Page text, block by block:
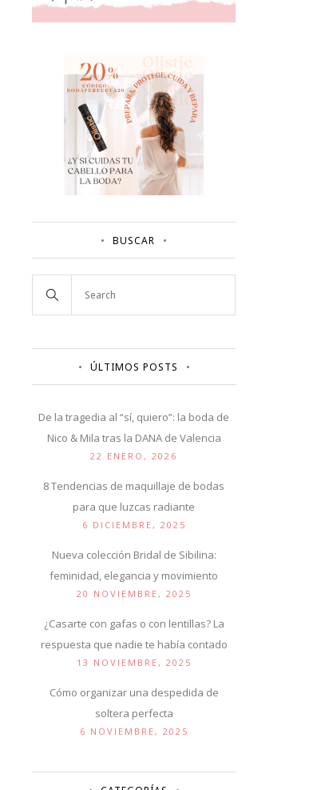
BUSCAR
ÚLTIMOS POSTS
De la tragedia al “sí, quiero”: la boda de
Nico & Mila tras la DANA de Valencia
22 ENERO, 2026
8 Tendencias de maquillaje de bodas
para que luzcas radiante
6 DICIEMBRE, 2025
Nueva colección Bridal de Sibilina:
feminidad, elegancia y movimiento
20 NOVIEMBRE, 2025
¿Casarte con gafas o con lentillas? La
respuesta que nadie te había contado
13 NOVIEMBRE, 2025
Cómo organizar una despedida de
soltera perfecta
6 NOVIEMBRE, 2025